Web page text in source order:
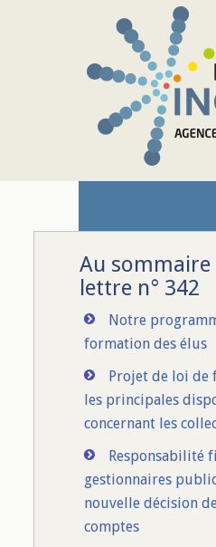
Au
lettre n° 342
Notre
formation des élus
Projet de loi de
les principales
concernant les
Responsabilité
gestionnaires
nouvelle décision
comptes